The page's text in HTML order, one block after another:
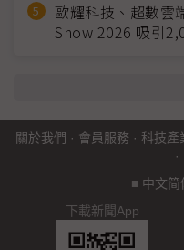
歐耀科技、超數雲
Show 2026 吸引
關於我們 · 會員服務 · 科技產
·
■ 中文简
下載新聞App